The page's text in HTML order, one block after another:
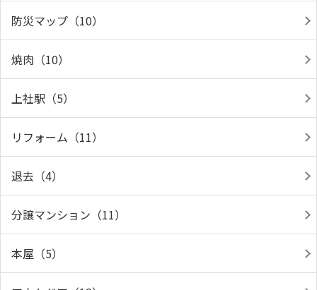
防災マップ（10）
焼肉（10）
上社駅（5）
リフォーム（11）
退去（4）
分譲マンション（11）
本屋（5）